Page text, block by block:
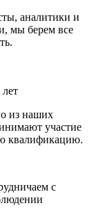
аналитики и
мы берем все
из наших
участие
квалификацию.
с